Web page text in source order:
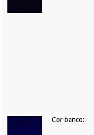
Cor banco: